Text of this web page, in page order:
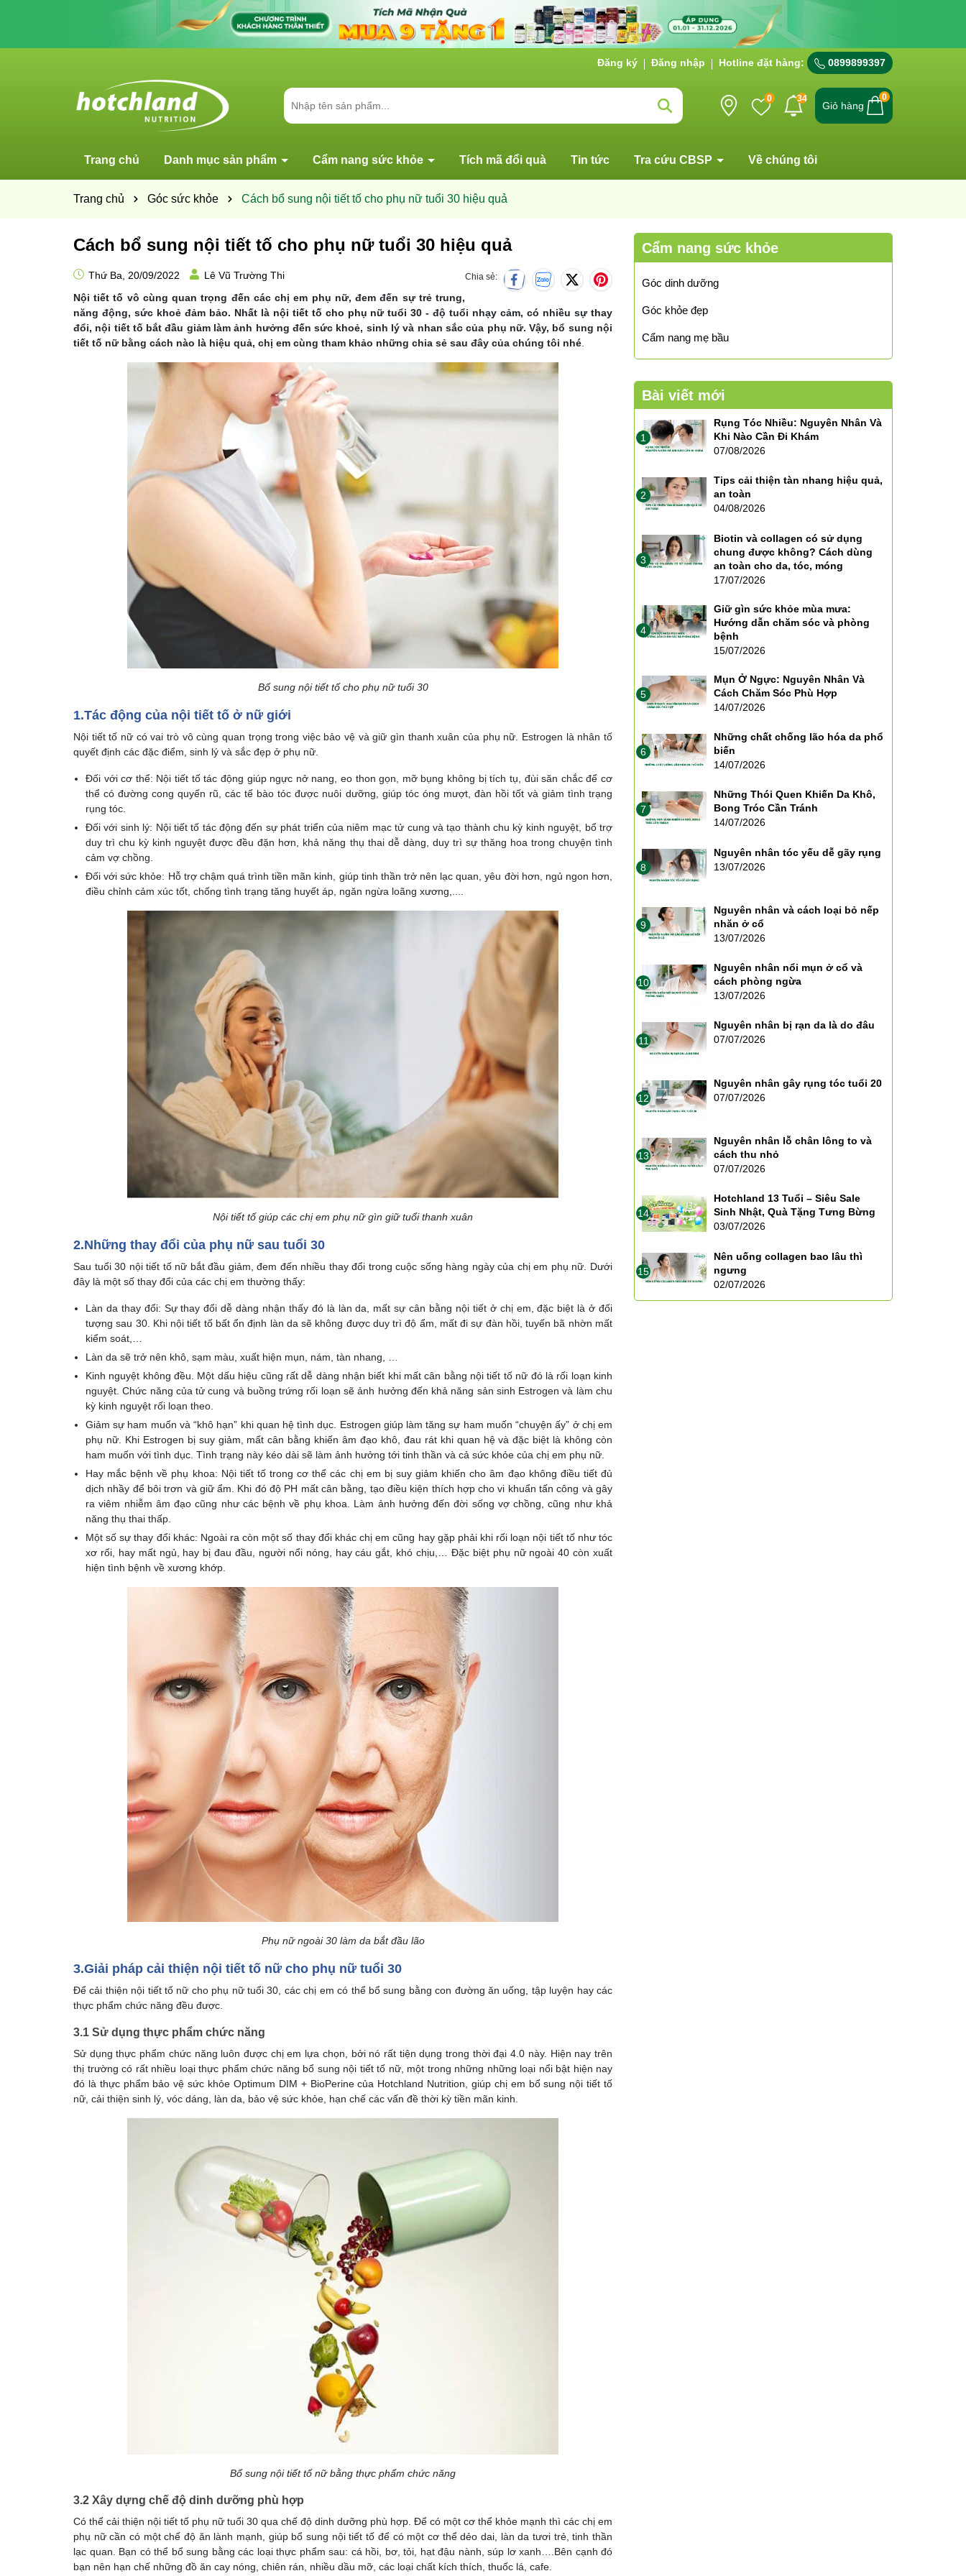
Đăng ký Đăng nhập Hotline đặt hàng: 0899899397
0 34
Giỏ hàng
0
Trang chủ Danh mục sản phẩm Cẩm nang sức khỏe Tích mã đổi quà Tin tức Tra cứu CBSP Về chúng tôi
Trang chủ Góc sức khỏe Cách bổ sung nội tiết tố cho phụ nữ tuổi 30 hiệu quả
Cách bổ sung nội tiết tố cho phụ nữ tuổi 30 hiệu quả
Thứ Ba, 20/09/2022 Lê Vũ Trường Thi Chia sẻ:
Nội tiết tố vô cùng quan trọng đến các chị em phụ nữ, đem đến sự trẻ trung,
năng động, sức khoẻ đảm bảo. Nhất là nội tiết tố cho phụ nữ tuổi 30 - độ tuổi nhạy cảm, có nhiều sự thay
đổi, nội tiết tố bắt đầu giảm làm ảnh hưởng đến sức khoẻ, sinh lý và nhan sắc của phụ nữ. Vậy, bổ sung nội
tiết tố nữ bằng cách nào là hiệu quả, chị em cùng tham khảo những chia sẻ sau đây của chúng tôi nhé
Bổ sung nội tiết tố cho phụ nữ tuổi 30
1.Tác động của nội tiết tố ở nữ giới
Nội tiết tố nữ có vai trò vô cùng quan trọng trong việc bảo vệ và giữ gìn thanh xuân của phụ nữ. Estrogen là nhân tố
quyết định các đặc điểm, sinh lý và sắc đẹp ở phụ nữ.
Đối với cơ thể: Nội tiết tố tác động giúp ngực nở nang, eo thon gọn, mỡ bụng không bị tích tụ, đùi săn chắc để cơ
thể có đường cong quyến rũ, các tế bào tóc được nuôi dưỡng, giúp tóc óng mượt, đàn hồi tốt và giảm tình trạng
rụng tóc.
Đối với sinh lý: Nội tiết tố tác động đến sự phát triển của niêm mạc tử cung và tạo thành chu kỳ kinh nguyệt, bổ trợ
duy trì chu kỳ kinh nguyệt được đều đặn hơn, khả năng thụ thai dễ dàng, duy trì sự thăng hoa trong chuyện tình
cảm vợ chồng.
Đối với sức khỏe: Hỗ trợ chậm quá trình tiền mãn kinh, giúp tinh thần trở nên lạc quan, yêu đời hơn, ngủ ngon hơn,
điều chỉnh cảm xúc tốt, chống tình trạng tăng huyết áp, ngăn ngừa loãng xương,....
Nội tiết tố giúp các chị em phụ nữ gìn giữ tuổi thanh xuân
2.Những thay đổi của phụ nữ sau tuổi 30
Sau tuổi 30 nội tiết tố nữ bắt đầu giảm, đem đến nhiều thay đổi trong cuộc sống hàng ngày của chị em phụ nữ. Dưới
đây là một số thay đổi của các chị em thường thấy:
Làn da thay đổi: Sự thay đổi dễ dàng nhận thấy đó là làn da, mất sự cân bằng nội tiết ở chị em, đặc biệt là ở đối
tượng sau 30. Khi nội tiết tố bất ổn định làn da sẽ không được duy trì độ ẩm, mất đi sự đàn hồi, tuyến bã nhờn mất
kiểm soát,…
Làn da sẽ trở nên khô, sạm màu, xuất hiện mụn, nám, tàn nhang, …
Kinh nguyệt không đều. Một dấu hiệu cũng rất dễ dàng nhận biết khi mất cân bằng nội tiết tố nữ đó là rối loạn kinh
nguyệt. Chức năng của tử cung và buồng trứng rối loạn sẽ ảnh hưởng đến khả năng sản sinh Estrogen và làm chu
kỳ kinh nguyệt rối loạn theo.
Giảm sự ham muốn và “khô hạn” khi quan hệ tình dục. Estrogen giúp làm tăng sự ham muốn “chuyện ấy” ở chị em
phụ nữ. Khi Estrogen bị suy giảm, mất cân bằng khiến âm đạo khô, đau rát khi quan hệ và đặc biệt là không còn
ham muốn với tình dục. Tình trạng này kéo dài sẽ làm ảnh hưởng tới tinh thần và cả sức khỏe của chị em phụ nữ.
Hay mắc bệnh về phụ khoa: Nội tiết tố trong cơ thể các chị em bị suy giảm khiến cho âm đạo không điều tiết đủ
dịch nhầy để bôi trơn và giữ ẩm. Khi đó độ PH mất cân bằng, tạo điều kiện thích hợp cho vi khuẩn tấn công và gây
ra viêm nhiễm âm đạo cũng như các bệnh về phụ khoa. Làm ảnh hưởng đến đời sống vợ chồng, cũng như khả
năng thụ thai thấp.
Một số sự thay đổi khác: Ngoài ra còn một số thay đổi khác chị em cũng hay gặp phải khi rối loạn nội tiết tố như tóc
xơ rối, hay mất ngủ, hay bị đau đầu, người nổi nóng, hay cáu gắt, khó chịu,… Đặc biệt phụ nữ ngoài 40 còn xuất
hiện tình bệnh về xương khớp.
Phụ nữ ngoài 30 làm da bắt đầu lão
3.Giải pháp cải thiện nội tiết tố nữ cho phụ nữ tuổi 30
Để cải thiện nội tiết tố nữ cho phụ nữ tuổi 30, các chị em có thể bổ sung bằng con đường ăn uống, tập luyện hay các
thực phẩm chức năng đều được.
3.1 Sử dụng thực phẩm chức năng
Sử dụng thực phẩm chức năng luôn được chị em lựa chọn, bởi nó rất tiện dụng trong thời đại 4.0 này. Hiện nay trên
thị trường có rất nhiều loại thực phẩm chức năng bổ sung nội tiết tố nữ, một trong những những loại nổi bật hiện nay
đó là thực phẩm bảo vệ sức khỏe Optimum DIM + BioPerine của Hotchland Nutrition, giúp chị em bổ sung nội tiết tố
nữ, cải thiện sinh lý, vóc dáng, làn da, bảo vệ sức khỏe, hạn chế các vấn đề thời kỳ tiền mãn kinh.
Bổ sung nội tiết tố nữ bằng thực phẩm chức năng
3.2 Xây dựng chế độ dinh dưỡng phù hợp
Có thể cải thiện nội tiết tố phụ nữ tuổi 30 qua chế độ dinh dưỡng phù hợp. Để có một cơ thể khỏe mạnh thì các chị em
phụ nữ cần có một chế độ ăn lành mạnh, giúp bổ sung nội tiết tố để có một cơ thể dẻo dai, làn da tươi trẻ, tinh thần
lạc quan. Bạn có thể bổ sung bằng các loại thực phẩm sau: cá hồi, bơ, tỏi, hạt đậu nành, súp lơ xanh….Bên cạnh đó
bạn nên hạn chế những đồ ăn cay nóng, chiên rán, nhiều dầu mỡ, các loại chất kích thích, thuốc lá, cafe.
Cẩm nang sức khỏe
Góc dinh dưỡng
Góc khỏe đẹp
Cẩm nang mẹ bầu
Bài viết mới
1
Rụng Tóc Nhiều: Nguyên Nhân Và
Khi Nào Cần Đi Khám
07/08/2026
2
Tips cải thiện tàn nhang hiệu quả,
an toàn
04/08/2026
3
Biotin và collagen có sử dụng
chung được không? Cách dùng
an toàn cho da, tóc, móng
17/07/2026
4
Giữ gìn sức khỏe mùa mưa:
Hướng dẫn chăm sóc và phòng
bệnh
15/07/2026
5
Mụn Ở Ngực: Nguyên Nhân Và
Cách Chăm Sóc Phù Hợp
14/07/2026
6
Những chất chống lão hóa da phổ
biến
14/07/2026
7
Những Thói Quen Khiến Da Khô,
Bong Tróc Cần Tránh
14/07/2026
8
Nguyên nhân tóc yếu dễ gãy rụng
13/07/2026
9
Nguyên nhân và cách loại bỏ nếp
nhăn ở cổ
13/07/2026
10
Nguyên nhân nổi mụn ở cổ và
cách phòng ngừa
13/07/2026
11
Nguyên nhân bị rạn da là do đâu
07/07/2026
12
Nguyên nhân gây rụng tóc tuổi 20
07/07/2026
13
Nguyên nhân lỗ chân lông to và
cách thu nhỏ
07/07/2026
14
Hotchland 13 Tuổi – Siêu Sale
Sinh Nhật, Quà Tặng Tưng Bừng
03/07/2026
15
Nên uống collagen bao lâu thì
ngưng
02/07/2026